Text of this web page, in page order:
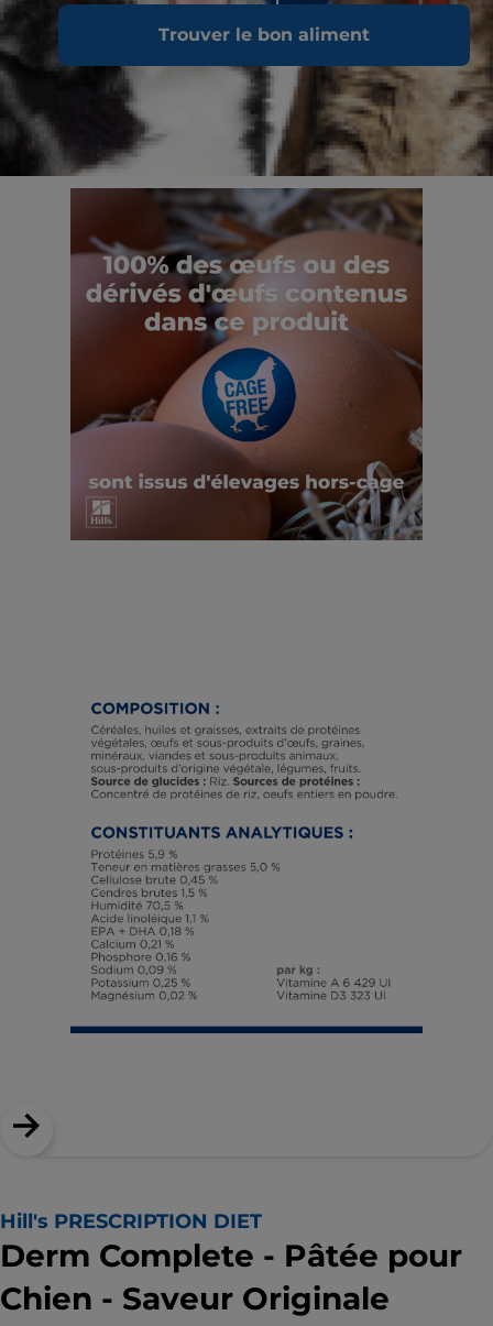
Trouver le bon aliment
Hill's PRESCRIPTION DIET
Derm Complete - Pâtée pour
Chien - Saveur Originale